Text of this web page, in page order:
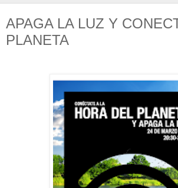
APAGA LA LUZ Y
PLANETA